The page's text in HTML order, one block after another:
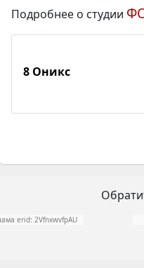
Подробнее о студии
8 Оникс
erid: 2VfnxwvfpAU